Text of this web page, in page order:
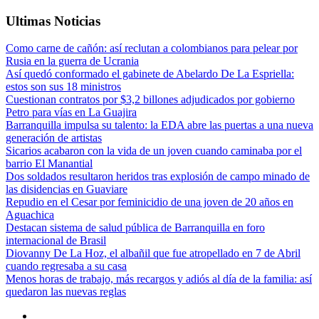
Ultimas Noticias
Como carne de cañón: así reclutan a colombianos para pelear por
Rusia en la guerra de Ucrania
Así quedó conformado el gabinete de Abelardo De La Espriella:
estos son sus 18 ministros
Cuestionan contratos por $3,2 billones adjudicados por gobierno
Petro para vías en La Guajira
Barranquilla impulsa su talento: la EDA abre las puertas a una nueva
generación de artistas
Sicarios acabaron con la vida de un joven cuando caminaba por el
barrio El Manantial
Dos soldados resultaron heridos tras explosión de campo minado de
las disidencias en Guaviare
Repudio en el Cesar por feminicidio de una joven de 20 años en
Aguachica
Destacan sistema de salud pública de Barranquilla en foro
internacional de Brasil
Diovanny De La Hoz, el albañil que fue atropellado en 7 de Abril
cuando regresaba a su casa
Menos horas de trabajo, más recargos y adiós al día de la familia: así
quedaron las nuevas reglas